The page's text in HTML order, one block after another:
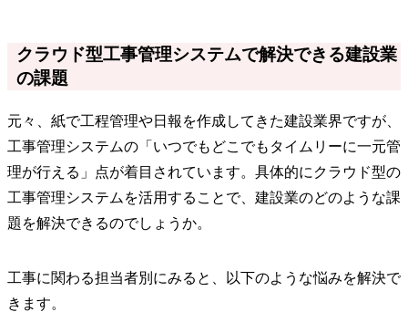
クラウド型工事管理システムで解決できる建設業
の課題
元々、紙で工程管理や日報を作成してきた建設業界ですが、
工事管理システムの「いつでもどこでもタイムリーに一元管
理が行える」点が着目されています。具体的にクラウド型の
工事管理システムを活用することで、建設業のどのような課
題を解決できるのでしょうか。
工事に関わる担当者別にみると、以下のような悩みを解決で
きます。